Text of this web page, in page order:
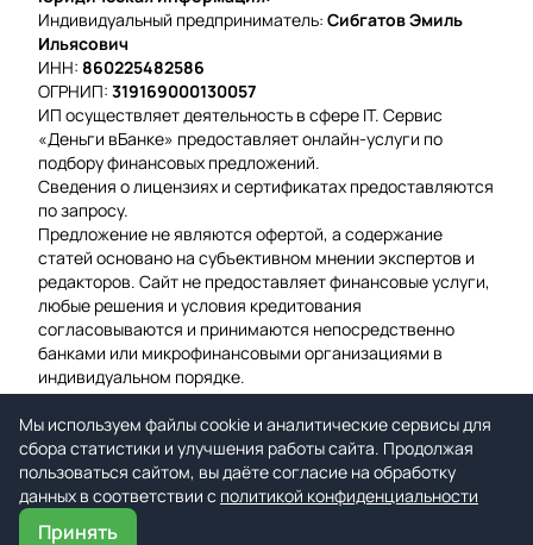
Мы используем файлы cookie и аналитические сервисы для
сбора статистики и улучшения работы сайта. Продолжая
пользоваться сайтом, вы даёте согласие на обработку
данных в соответствии с политикой конфиденциальности
Принять
Индивидуальный предприниматель: Сибгатов Эмиль
Ильясович
ИНН: 860225482586
ОГРНИП: 319169000130057
ИП осуществляет деятельность в сфере IT. Сервис
«Деньги вБанке» предоставляет онлайн-услуги по
подбору финансовых предложений.
Сведения о лицензиях и сертификатах предоставляются
по запросу.
Предложение не являются офертой, а содержание
статей основано на субъективном мнении экспертов и
редакторов. Сайт не предоставляет финансовые услуги,
любые решения и условия кредитования
согласовываются и принимаются непосредственно
банками или микрофинансовыми организациями в
индивидуальном порядке.
Вероятность одобрения рассчитывается на основе
среднего значения подтвержденных заявок за
предыдущую неделю.
Мы используем файлы cookie для гарантии удобства и
улучшения работы сайта.